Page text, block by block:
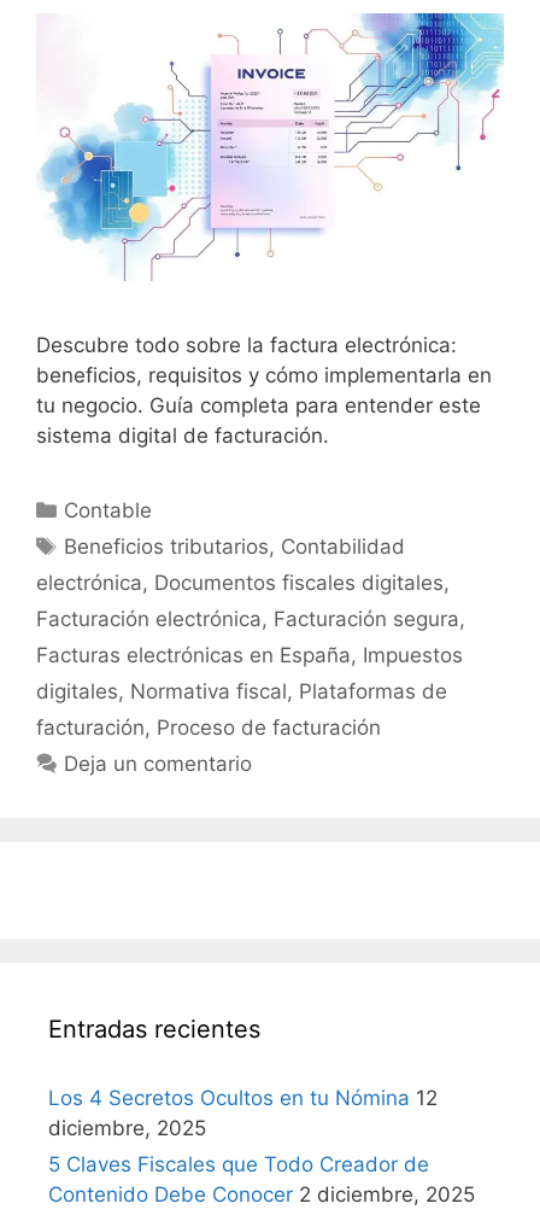
Descubre todo sobre la factura electrónica:
beneficios, requisitos y cómo implementarla en
tu negocio. Guía completa para entender este
sistema digital de facturación.
Categorías
Contable
Etiquetas
Beneficios tributarios, Contabilidad
electrónica, Documentos fiscales digitales,
Facturación electrónica, Facturación segura,
Facturas electrónicas en España, Impuestos
digitales, Normativa fiscal, Plataformas de
facturación, Proceso de facturación
Deja un comentario
Entradas recientes
Los 4 Secretos Ocultos en tu Nómina 12
diciembre, 2025
5 Claves Fiscales que Todo Creador de
Contenido Debe Conocer 2 diciembre, 2025